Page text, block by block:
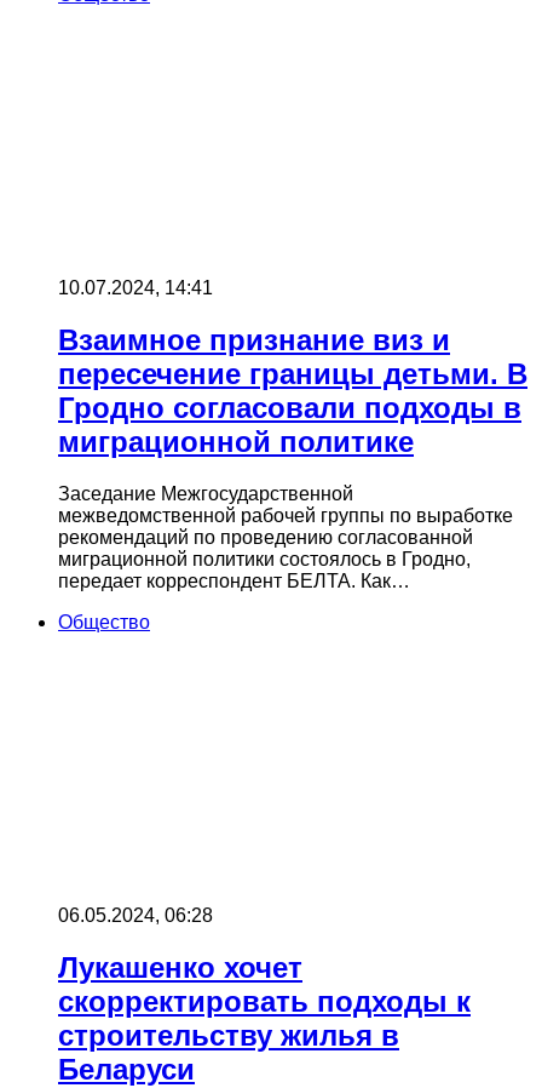
10.07.2024, 14:41
Взаимное признание виз и
пересечение границы детьми. В
Гродно согласовали подходы в
миграционной политике
Заседание Межгосударственной
межведомственной рабочей группы по выработке
рекомендаций по проведению согласованной
миграционной политики состоялось в Гродно,
передает корреспондент БЕЛТА. Как…
Общество
06.05.2024, 06:28
Лукашенко хочет
скорректировать подходы к
строительству жилья в
Беларуси